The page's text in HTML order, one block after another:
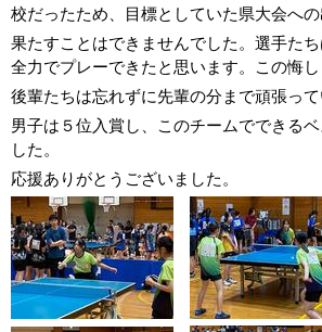
校だったため、目標としていた県大会へ
果たすことはできませんでした。選手たち
全力でプレーできたと思います。この悔
後輩たちは忘れずに先輩の分まで頑張って
男子は５位入賞し、このチームでできる
した。
応援ありがとうございました。